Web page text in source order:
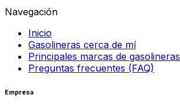
Navegación
Inicio
Gasolineras cerca de mí
Principales marcas de gasolineras
Preguntas frecuentes (FAQ)
Empresa